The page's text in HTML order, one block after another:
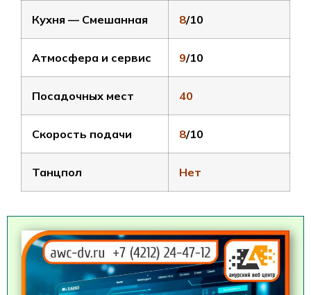
Кухня — Смешанная 8/10
Атмосфера и сервис 9/10
Посадочных мест 40
Скорость подачи 8/10
Танцпол Нет